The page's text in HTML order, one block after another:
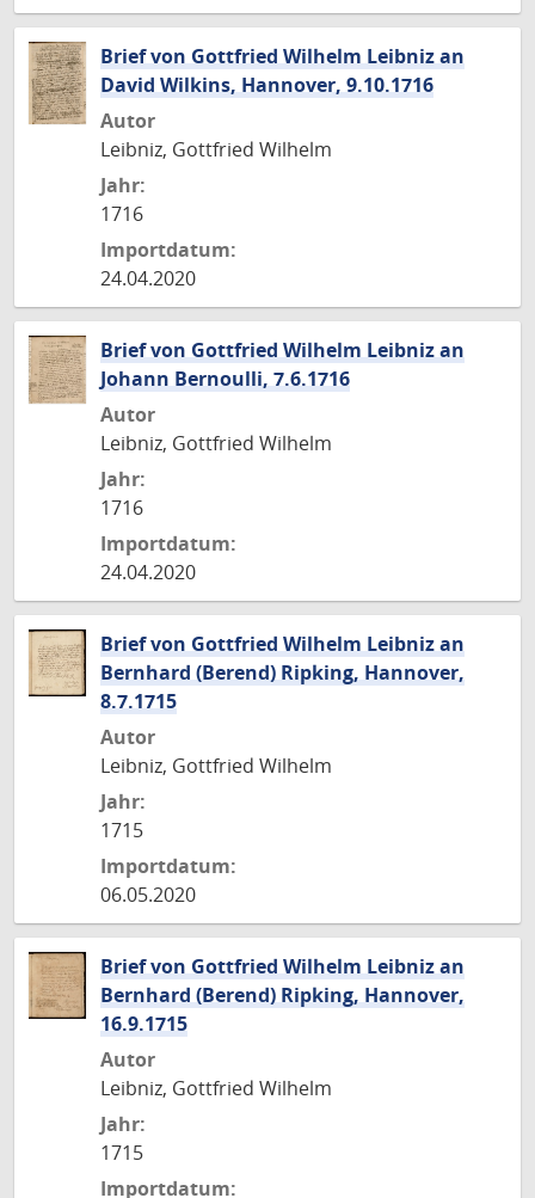
Brief von Gottfried Wilhelm Leibniz an
David Wilkins, Hannover, 9.10.1716
Autor
Leibniz, Gottfried Wilhelm
Jahr:
1716
Importdatum:
24.04.2020
Brief von Gottfried Wilhelm Leibniz an
Johann Bernoulli, 7.6.1716
Autor
Leibniz, Gottfried Wilhelm
Jahr:
1716
Importdatum:
24.04.2020
Brief von Gottfried Wilhelm Leibniz an
Bernhard (Berend) Ripking, Hannover,
8.7.1715
Autor
Leibniz, Gottfried Wilhelm
Jahr:
1715
Importdatum:
06.05.2020
Brief von Gottfried Wilhelm Leibniz an
Bernhard (Berend) Ripking, Hannover,
16.9.1715
Autor
Leibniz, Gottfried Wilhelm
Jahr:
1715
Importdatum: